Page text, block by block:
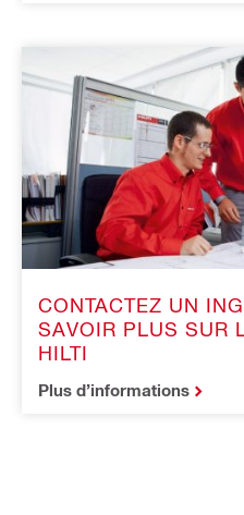
CONTACTEZ UN
SAVOIR PLUS SUR
HILTI
Plus d’informations